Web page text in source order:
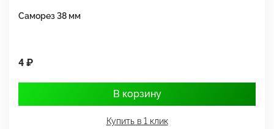
Саморез 38 мм
4 ₽
В корзину
Купить в 1 клик